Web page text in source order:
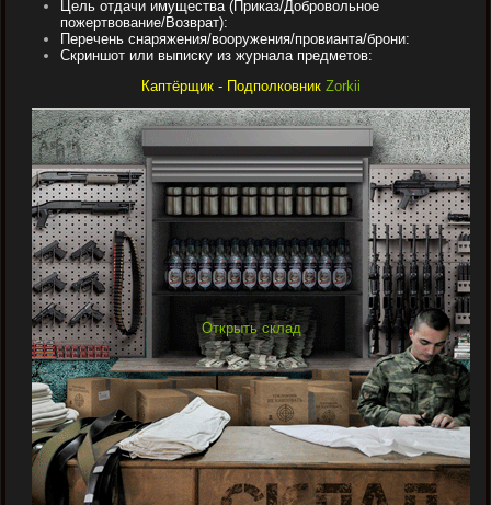
Цель отдачи имущества (Приказ/Добровольное
пожертвование/Возврат):
Перечень снаряжения/вооружения/провианта/брони:
Скриншот или выписку из журнала предметов:
Каптёрщик - Подполковник Zorkii
Открыть склад